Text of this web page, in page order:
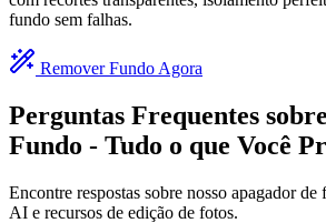
fundo sem falhas.
Remover Fundo Agora
Perguntas Frequentes
Fundo - Tudo o que Você
Encontre respostas sobre nosso apagador
AI e recursos de edição de fotos.